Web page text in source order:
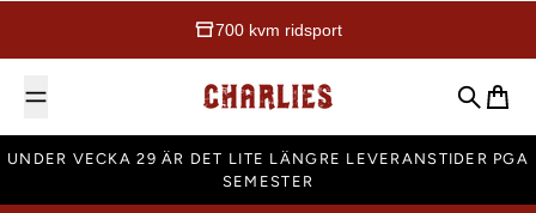
700 kvm ridsport
Charlies Ridsport
Sök
UNDER VECKA 29 ÄR DET LITE LÄNGRE LEVERANSTIDER PGA
SEMESTER